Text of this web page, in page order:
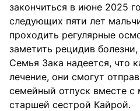
закончиться в июне 2025
следующих пяти лет
проходить регулярные
заметить рецидив
Семья Зака надеется, что
лечение, они смогут
семейный отпуск вместе с
старшей сестрой Кайрой.